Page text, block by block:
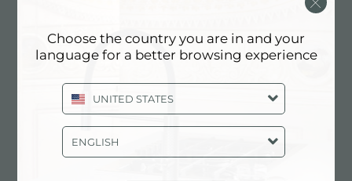
Il bordo da incasso Foster Standard è una
tipologia di incasso che sporge dal piano di 8,00
mm, Tutti i bordi standard Foster sono realizzati in
acciaio inox di alta qualità selezionato da Foster
per i propri Lavelli, Vasche e Piani cottura a gas.
Choose the country you are in and your
language for a better browsing experience
UNITED STATES
ENGLISH